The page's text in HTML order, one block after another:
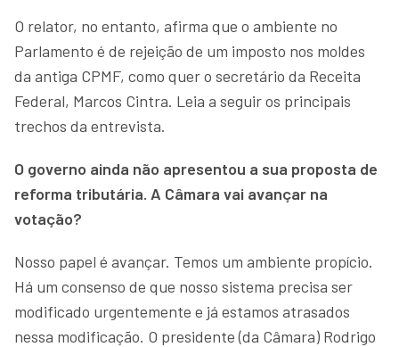
O relator, no entanto, afirma que o ambiente no
Parlamento é de rejeição de um imposto nos moldes
da antiga CPMF, como quer o secretário da Receita
Federal, Marcos Cintra. Leia a seguir os principais
trechos da entrevista.
O governo ainda não apresentou a sua proposta de
reforma tributária. A Câmara vai avançar na
votação?
Nosso papel é avançar. Temos um ambiente propício.
Há um consenso de que nosso sistema precisa ser
modificado urgentemente e já estamos atrasados
nessa modificação. O presidente (da Câmara) Rodrigo